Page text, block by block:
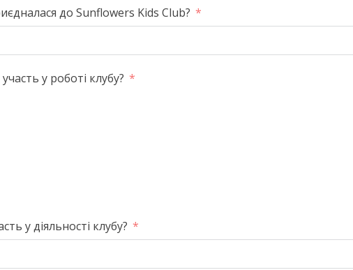
до Sunflowers Kids Club?
у роботі клубу?
у діяльності клубу?